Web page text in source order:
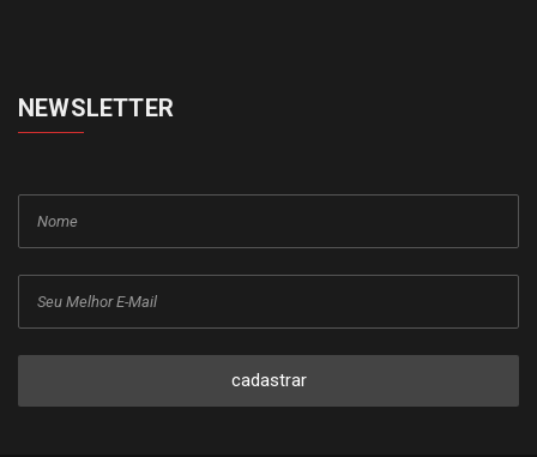
NEWSLETTER
cadastrar